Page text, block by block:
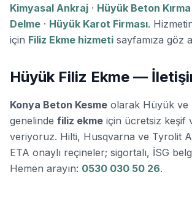
Kimyasal Ankraj · Hüyük Beton Kırma
Delme · Hüyük Karot Firması.
için Filiz Ekme hizmeti sayfamıza göz
Hüyük Filiz Ekme —
Konya Beton Kesme olarak Hüyük ve
genelinde filiz ekme için ücretsiz keşif
veriyoruz. Hilti, Husqvarna ve Tyrolit A
ETA onaylı reçineler; sigortalı, İSG
Hemen arayın: 0530 030 50 26.